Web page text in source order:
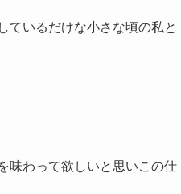
ているだけな小さな頃の私と
味わって欲しいと思いこの仕